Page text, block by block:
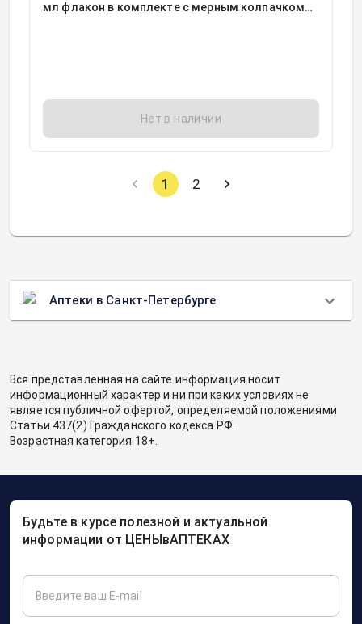
мл флакон в комплекте с мерным колпачком
Нет в наличии
1 2
Аптеки в Санкт-Петербурге
Вся представленная на сайте информация носит
информационный характер и ни при каких условиях не
является публичной офертой, определяемой положениями
Статьи 437(2) Гражданского кодекса РФ.
Возрастная категория 18+.
Будьте в курсе полезной и актуальной
информации от ЦЕНЫвАПТЕКАХ